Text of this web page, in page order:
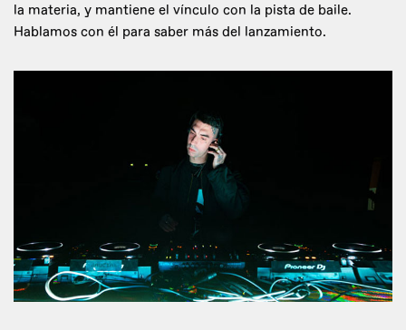
la materia, y mantiene el vínculo con la pista de baile.
Hablamos con él para saber más del lanzamiento.